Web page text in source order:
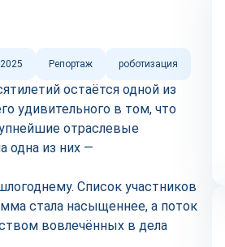
Репортаж роботизация
остаётся одной из
удивительного в том, что
отраслевые
одна из них —
Список участников
стала насыщеннее, а поток
вовлечённых в дела